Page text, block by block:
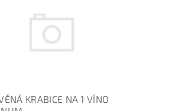
KRABICE NA 1 VÍNO